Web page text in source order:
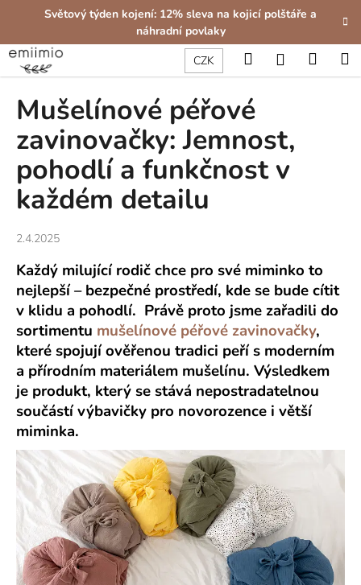
Světový týden kojení: 12% sleva na kojicí polštáře a
náhradní povlaky
CZK
HledatPřihlášení
Mušelínové péřové
zavinovačky: Jemnost,
pohodlí a funkčnost v
každém detailu
2.4.2025
Každý milující rodič chce pro své miminko to
nejlepší – bezpečné prostředí, kde se bude cítit
v klidu a pohodlí. Právě proto jsme zařadili do
sortimentu mušelínové péřové zavinovačky,
které spojují ověřenou tradici peří s moderním
a přírodním materiálem mušelínu. Výsledkem
je produkt, který se stává nepostradatelnou
součástí výbavičky pro novorozence i větší
miminka.
š
í
o
p
o
t
ř
e
b
j
e
t
e
n
a
j
í
t
?
HLEDAT